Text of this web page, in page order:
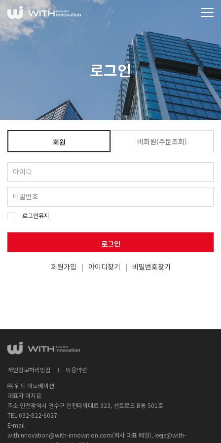
로그인
회원 비회원(주문조회)
로그인유지
로그인
회원가입 아이디찾기 비밀번호찾기
개인정보처리방침
이용약관
㈜ 위드 이노베이션
대표자 이지은
주소 인천광역시 연수구 인천타워대로 323, 센트로드 B동 501호
TEL 032-822-6027
E-mail
withinnovation@with-innovation.com(회사 대표 메일), leeje@with-